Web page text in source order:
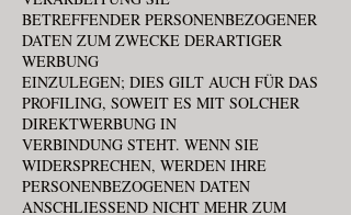
BETREFFENDER PERSONENBEZOGENER
DATEN ZUM ZWECKE DERARTIGER
WERBUNG
EINZULEGEN; DIES GILT AUCH FÜR DAS
PROFILING, SOWEIT ES MIT SOLCHER
DIREKTWERBUNG IN
VERBINDUNG STEHT. WENN SIE
WIDERSPRECHEN, WERDEN IHRE
PERSONENBEZOGENEN DATEN
ANSCHLIESSEND NICHT MEHR ZUM